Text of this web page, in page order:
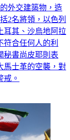
外交建築物，造
2名將領，以色列
耳其、沙烏地阿拉
合任何人的利
秘書尚皮耶則表
馬士革的空襲，對
戒。